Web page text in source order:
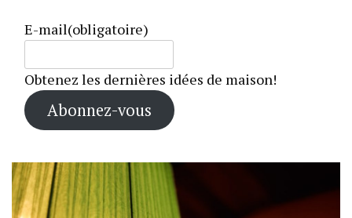
E-mail(obligatoire)
Obtenez les dernières idées de maison!
Abonnez-vous